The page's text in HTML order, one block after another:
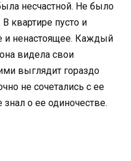
несчастной. Не было
квартире пусто и
и ненастоящее. Каждый
видела свои
выглядит гораздо
не сочетались с ее
о ее одиночестве.